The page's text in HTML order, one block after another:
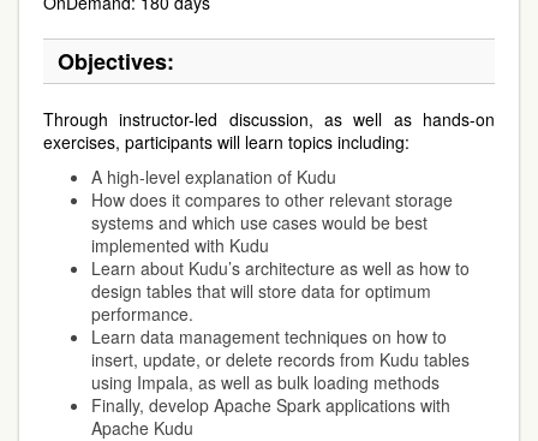
Objectives:
Through instructor-led discussion, as well as hands-on
exercises, participants will learn topics including:
A high-level explanation of Kudu
How does it compares to other relevant storage
systems and which use cases would be best
implemented with Kudu
Learn about Kudu’s architecture as well as how to
design tables that will store data for optimum
performance.
Learn data management techniques on how to
insert, update, or delete records from Kudu tables
using Impala, as well as bulk loading methods
Finally, develop Apache Spark applications with
Apache Kudu